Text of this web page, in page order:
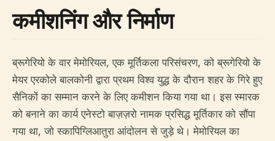
कमीशनिंग और निर्माण
ब्रूगेरियो के वार मेमोरियल, एक मूर्तिकला परिसंचरण, को ब्रूगेरियो के
मेयर एरकोले बालकोनी द्वारा प्रथम विश्व युद्ध के दौरान शहर के गिरे हुए
सैनिकों का सम्मान करने के लिए कमीशन किया गया था। इस स्मारक
को बनाने का कार्य एनेस्टो बाज़ज़रो नामक प्रसिद्ध मूर्तिकार को सौंपा
गया था, जो स्कापिग्लिआतुरा आंदोलन से जुड़े थे। मेमोरियल का